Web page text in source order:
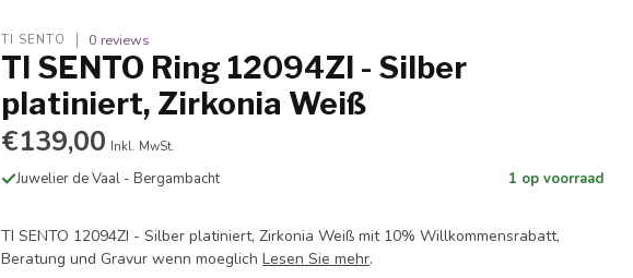
TI SENTO 0 reviews
TI SENTO Ring 12094ZI - Silber
platiniert, Zirkonia Weiß
€139,00 Inkl. MwSt.
Juwelier de Vaal - Bergambacht 1 op voorraad
TI SENTO 12094ZI - Silber platiniert, Zirkonia Weiß mit 10% Willkommensrabatt,
Beratung und Gravur wenn moeglichLesen Sie mehr.